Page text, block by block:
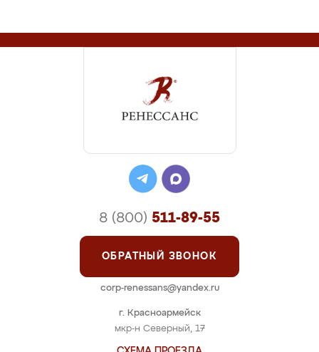
г. Красноармейск
мкр-н Северный, 17
8 (800) 511-89-55
ОБРАТНЫЙ ЗВОНОК
corp-renessans@yandex.ru